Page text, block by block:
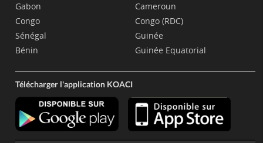
Gabon
Congo
Sénégal
Bénin
Cameroun
Congo (RDC)
Guinée
Guinée Equatorial
Télécharger l'application KOACI